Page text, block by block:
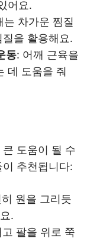
어요.
는 차가운 찜질
을 활용해요.
동: 어깨 근육을
데 도움을 줘
도움이 될 수
추천됩니다:
원을 그리듯
.
팔을 위로 쭉